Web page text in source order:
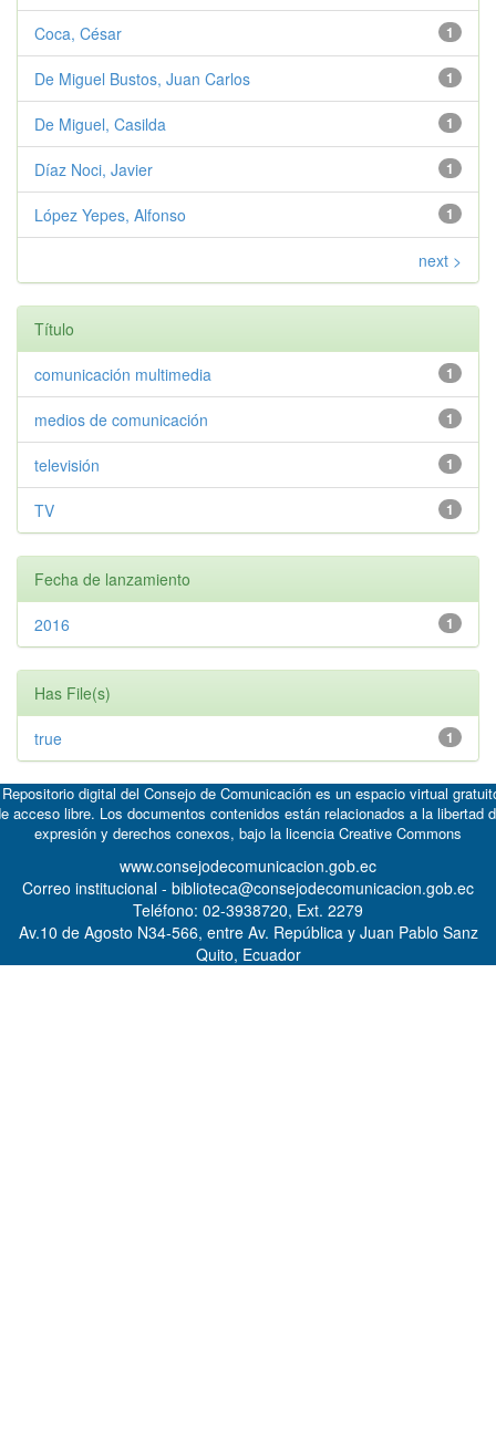
1
Coca, César
1
De Miguel Bustos, Juan Carlos
1
De Miguel, Casilda
1
Díaz Noci, Javier
1
López Yepes, Alfonso
next >
Título
1
comunicación multimedia
1
medios de comunicación
1
televisión
1
TV
Fecha de lanzamiento
1
2016
Has File(s)
1
true
digital del Consejo de Comunicación es un espacio virtual
acceso libre. Los documentos contenidos están relacionados a la libertad
expresión y derechos conexos, bajo la licencia Creative Commons
www.consejodecomunicacion.gob.ec
Correo institucional - biblioteca@consejodecomunicacion.gob.ec
Teléfono: 02-3938720, Ext. 2279
Av.10 de Agosto N34-566, entre Av. República y Juan Pablo Sanz
Quito, Ecuador